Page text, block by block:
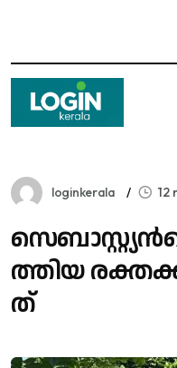
loginkerala 12
ത്തി​യ
ത്